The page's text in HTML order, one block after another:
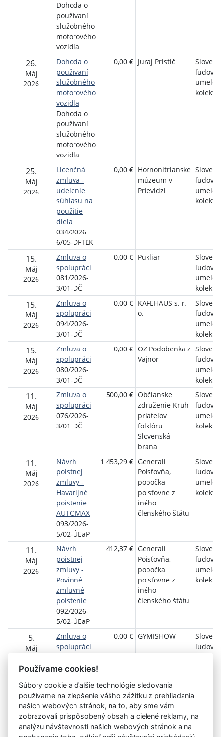
Dohoda o
používaní
služobného
motorového
vozidla
26.
Máj
2026
Dohoda o
používaní
služobného
motorového
vozidla
Dohoda o
používaní
služobného
motorového
vozidla
0,00 € Juraj Pristič
ľudový
kolektív
25.
Máj
2026
Licenčná
zmluva -
udelenie
súhlasu na
použitie
diela
034/2026-
6/05-DFTĽK
0,00 € Hornonitrianske
múzeum v
Prievidzi
ľudový
kolektív
15.
Máj
2026
Zmluva o
spolupráci
081/2026-
3/01-DČ
0,00 € Pukliar
ľudový
kolektív
15.
Máj
2026
Zmluva o
spolupráci
094/2026-
3/01-DČ
0,00 € KAFEHAUS s. r.
o.
ľudový
kolektív
15.
Máj
2026
Zmluva o
spolupráci
080/2026-
3/01-DČ
0,00 € OZ Podobenka z
Vajnor
ľudový
kolektív
11.
Máj
2026
Zmluva o
spolupráci
076/2026-
3/01-DČ
500,00 € Občianske
združenie Kruh
priateľov
folklóru
Slovenská
brána
ľudový
kolektív
11.
Máj
2026
Návrh
poistnej
zmluvy -
Havarijné
poistenie
AUTOMAX
093/2026-
5/02-ÚEaP
1 453,29 € Generali
Poisťovňa,
pobočka
poisťovne z
iného
členského štátu
ľudový
kolektív
11.
Máj
2026
Návrh
poistnej
zmluvy -
Povinné
zmluvné
poistenie
092/2026-
5/02-ÚEaP
412,37 € Generali
Poisťovňa,
pobočka
poisťovne z
iného
členského štátu
ľudový
kolektív
5.
Máj
Zmluva o
spolupráci
3/01-DČ
0,00 € GYMISHOW
ľudový
1Aktuálna
stránka
1
2 3 4 5 6 7 8 9 10
»
Používame cookies!
Súbory cookie a ďalšie technológie sledovania
používame na zlepšenie vášho zážitku z prehliadania
našich webových stránok, na to, aby sme vám
zobrazovali prispôsobený obsah a cielené reklamy, na
analýzu návštevnosti našich webových stránok a na